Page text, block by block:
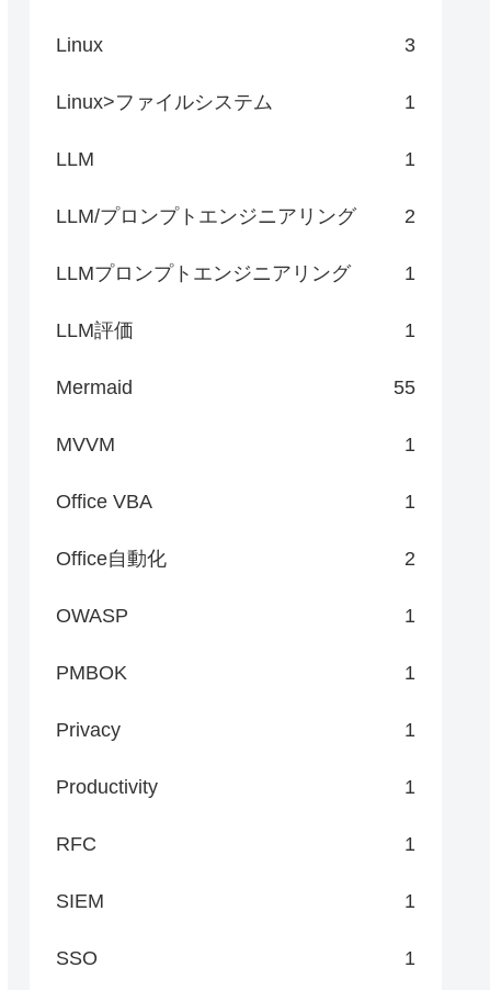
Linux 3
Linux>ファイルシステム 1
LLM 1
LLM/プロンプトエンジニアリング 2
LLMプロンプトエンジニアリング 1
LLM評価 1
Mermaid 55
MVVM 1
Office VBA 1
Office自動化 2
OWASP 1
PMBOK 1
Privacy 1
Productivity 1
RFC 1
SIEM 1
SSO 1